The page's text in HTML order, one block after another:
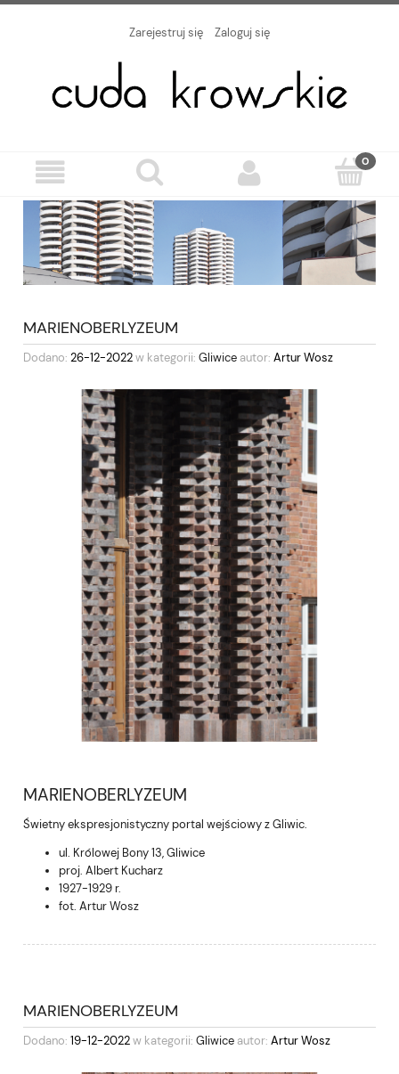
Zarejestruj się Zaloguj się
MARIENOBERLYZEUM
Dodano: 26-12-2022w kategorii: Gliwice autor: Artur Wosz
MARIENOBERLYZEUM
Świetny ekspresjonistyczny portal wejściowy z Gliwic.
ul. Królowej Bony 13, Gliwice
proj. Albert Kucharz
1927-1929 r.
fot. Artur Wosz
MARIENOBERLYZEUM
Dodano: 19-12-2022w kategorii: Gliwice autor: Artur Wosz